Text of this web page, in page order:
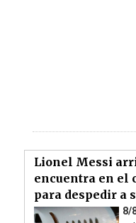
Lionel Messi
encuentra en el
para despedir a
8/